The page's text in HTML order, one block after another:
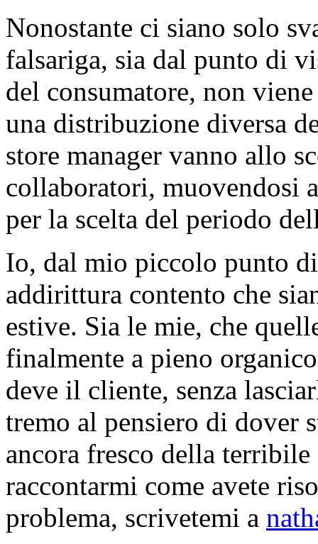
Nonostante ci siano solo
falsariga, sia dal punto di
del consumatore, non
una distribuzione diversa
store manager vanno allo
collaboratori, muovendosi
per la scelta del periodo
Io, dal mio piccolo punto
addirittura contento che
estive. Sia le mie, che
finalmente a pieno
deve il cliente, senza
tremo al pensiero di dover
ancora fresco della
raccontarmi come avete
problema, scrivetemi a